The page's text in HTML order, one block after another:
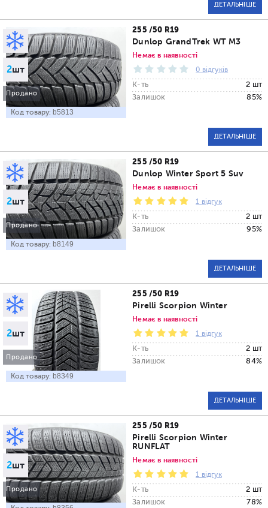
ДЕТАЛЬНІШЕ
2шт
Продано
Код товару: b5813
255 /50 R19
Dunlop GrandTrek WT M3
Немає в наявності
0 відгуків
К-ть
2 шт
Залишок
85%
ДЕТАЛЬНІШЕ
2шт
Продано
Код товару: b8149
255 /50 R19
Dunlop Winter Sport 5 Suv
Немає в наявності
1 відгук
К-ть
2 шт
Залишок
95%
ДЕТАЛЬНІШЕ
2шт
Продано
Код товару: b8349
255 /50 R19
Pirelli Scorpion Winter
Немає в наявності
1 відгук
К-ть
2 шт
Залишок
84%
ДЕТАЛЬНІШЕ
2шт
Продано
255 /50 R19
Pirelli Scorpion Winter
RUNFLAT
Немає в наявності
1 відгук
К-ть
2 шт
Залишок
78%